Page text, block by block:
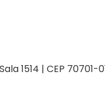
1514 | CEP 70701-